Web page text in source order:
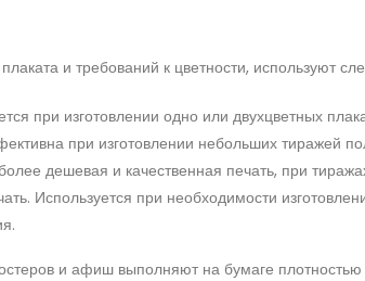
и требований к цветности, используют
при изготовлении одно или двухцветных
при изготовлении небольших тиражей
дешевая и качественная печать, при
Используется при необходимости
и афиш выполняют на бумаге плотностью